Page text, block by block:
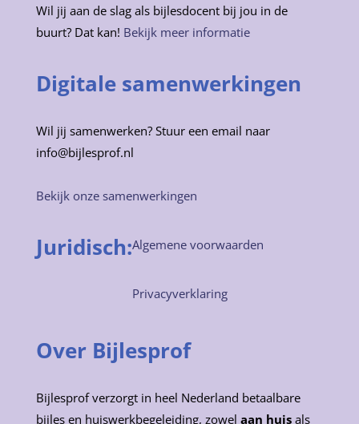
Wil jij aan de slag als bijlesdocent bij jou in de
buurt? Dat kan! Bekijk meer informatie
Digitale samenwerkingen
Wil jij samenwerken? Stuur een email naar
info@bijlesprof.nl
Bekijk onze samenwerkingen
Juridisch:Algemene voorwaarden
Privacyverklaring
Over Bijlesprof
Bijlesprof verzorgt in heel Nederland betaalbare
bijles en huiswerkbegeleiding, zowel aan huisals